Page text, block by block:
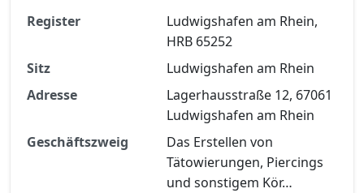
Finanzkennzahlen nach kostenloser
Registrierung verfügbar
Jetzt kostenlos registrieren
Register
Ludwigshafen am Rhein,
HRB 65252
Sitz
Ludwigshafen am Rhein
Adresse
Lagerhausstraße 12, 67061
Ludwigshafen am Rhein
Geschäftszweig
Das Erstellen von
Tätowierungen, Piercings
und sonstigem Kör…